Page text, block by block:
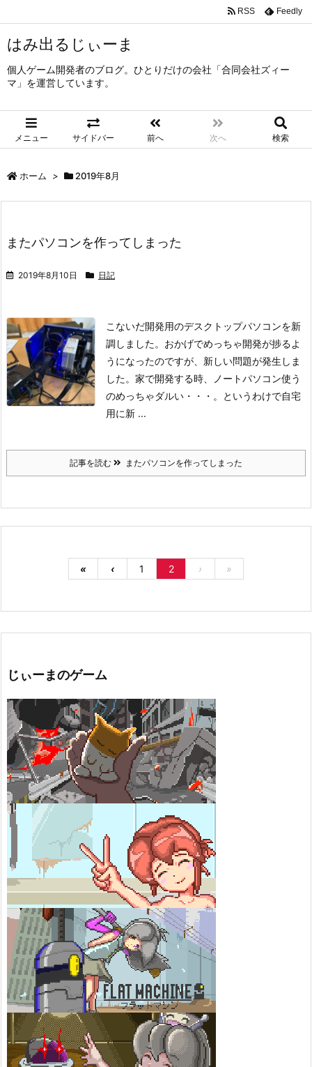
はみ出るじぃーま
個人ゲーム開発者のブログ。ひとりだけの会社「合同会社ズィー
マ」を運営しています。
メニュー サイドバー 前へ 次へ 検索
RSS Feedly
ホーム > 2019年8月
またパソコンを作ってしまった
2019年8月10日 日記
こないだ開発用のデスクトップパソコンを新
調しました。おかげでめっちゃ開発が捗るよ
うになったのですが、新しい問題が発生しま
した。 家で開発する時、ノートパソコン使う
のめっちゃダルい・・・。
というわけで自宅
用に新 ...
記事を読む またパソコンを作ってしまった
« ‹ 1 2 › »
じぃーまのゲーム